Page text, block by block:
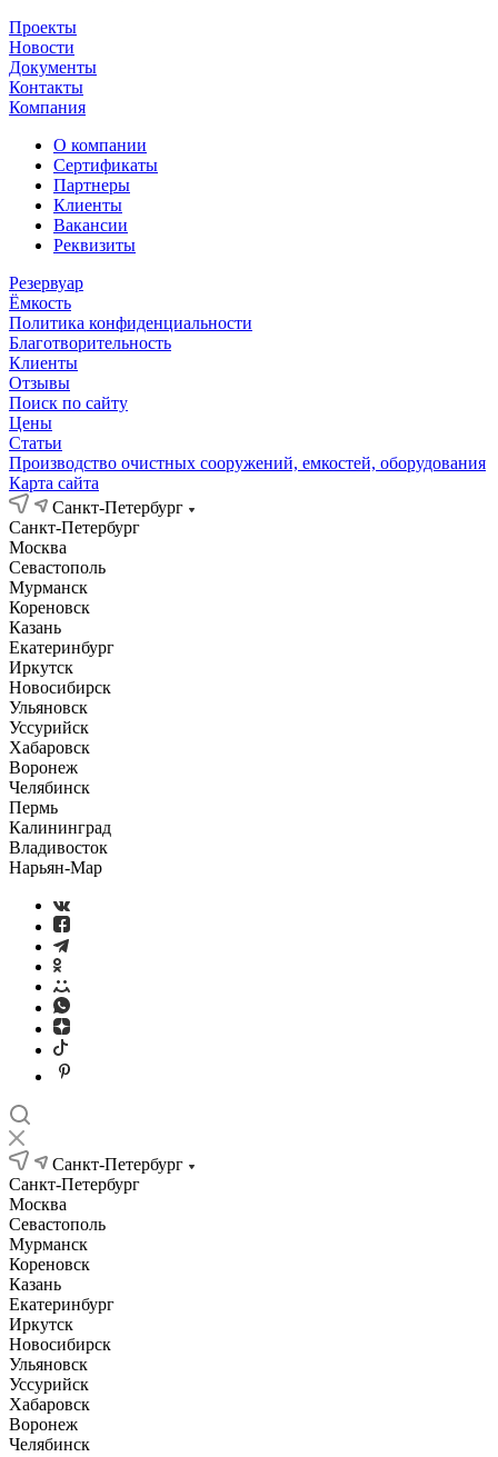
Проекты
Новости
Документы
Контакты
Компания
О компании
Сертификаты
Партнеры
Клиенты
Вакансии
Реквизиты
Резервуар
Ёмкость
Политика конфиденциальности
Благотворительность
Клиенты
Отзывы
Поиск по сайту
Цены
Статьи
Производство очистных сооружений, емкостей, оборудования
Карта сайта
Санкт-Петербург
Санкт-Петербург
Москва
Севастополь
Мурманск
Кореновск
Казань
Екатеринбург
Иркутск
Новосибирск
Ульяновск
Уссурийск
Хабаровск
Воронеж
Челябинск
Пермь
Калининград
Владивосток
Нарьян-Мар
Санкт-Петербург
Санкт-Петербург
Москва
Севастополь
Мурманск
Кореновск
Казань
Екатеринбург
Иркутск
Новосибирск
Ульяновск
Уссурийск
Хабаровск
Воронеж
Челябинск